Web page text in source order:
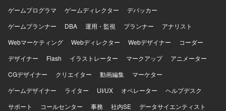
ゲームプログラマ
ゲームディレクター
デバッカー
ゲームプランナー
DBA 運用・監視 プランナー
アナリスト
Webマーケティング
Webディレクター Webデザイナー
コーダー
デザイナー
Flash イラストレーター マークアップ
アニメーター
CGデザイナー
クリエイター 動画編集
マーケター
ゲームデザイナー
ライター UI/UX オペレーター
ヘルプデスク
サポート
コールセンター 事務 社内SE
データサイエンティスト